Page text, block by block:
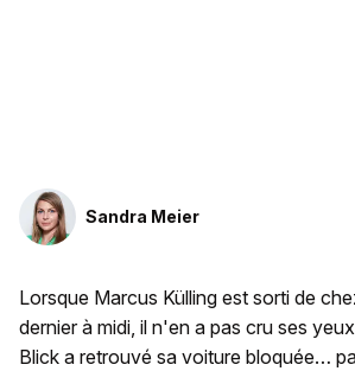
Sandra Meier
Lorsque Marcus Külling est sorti de
dernier à midi, il n'en a pas cru ses
Blick a retrouvé sa voiture bloquée…